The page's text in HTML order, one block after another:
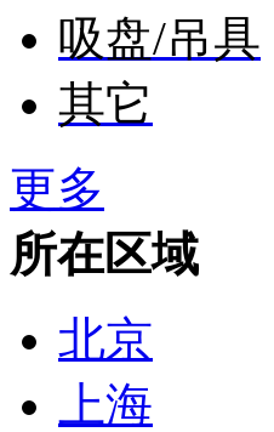
吸盘/吊具
其它
更多
所在区域
北京
上海